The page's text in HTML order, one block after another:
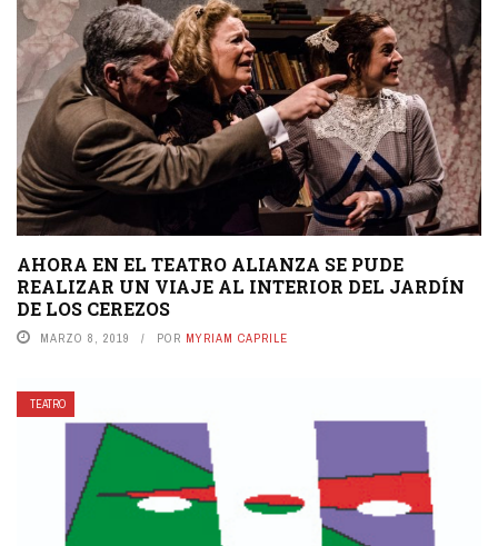
AHORA EN EL TEATRO ALIANZA SE PUDE
REALIZAR UN VIAJE AL INTERIOR DEL JARDÍN
DE LOS CEREZOS
MARZO 8, 2019 POR MYRIAM CAPRILE
TEATRO